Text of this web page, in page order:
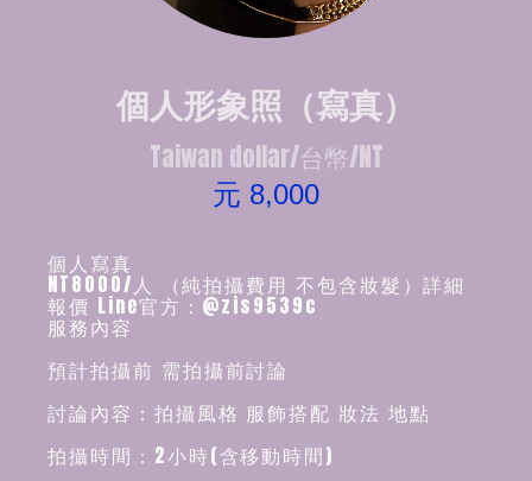
個人形象照（寫真）
Taiwan dollar/台幣/NT
元 8,000
個人寫真
NT8000/人 （純拍攝費用 不包含妝髮）詳細
報價 Line官方：@zis9539c
服務內容
預計拍攝前 需拍攝前討論
討論內容：拍攝風格 服飾搭配 妝法 地點
拍攝時間：2小時(含移動時間)